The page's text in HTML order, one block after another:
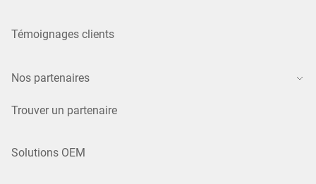
Témoignages clients
Nos partenaires
Trouver un partenaire
Solutions OEM